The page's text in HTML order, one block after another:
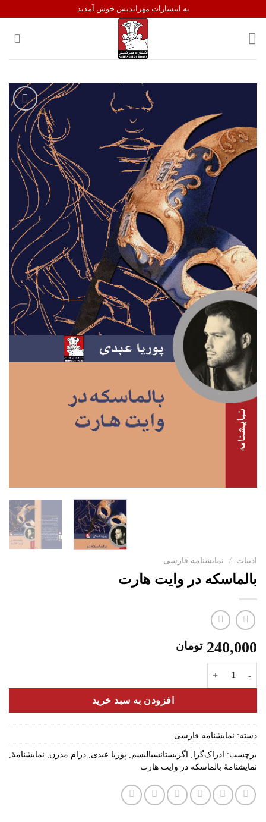
به انتشارات مهراندیش خوش آمدید
افزودن
به
علاقه
مندی
ها
ادبیات / نمایشنامه فارسی
بالماسکه در وایت هارت
240,000 تومان
افزودن به سبد خرید
دسته: نمایشنامه فارسی
برچسب: ادراک‌گرا , اگزیستانسیالیسم, پوریا عبدی, درام مدرن, نمایشنامۀ,
نمایشنامۀ بالماسکه در وایت هارت